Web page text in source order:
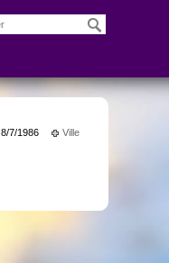
8/7/1986
Ville